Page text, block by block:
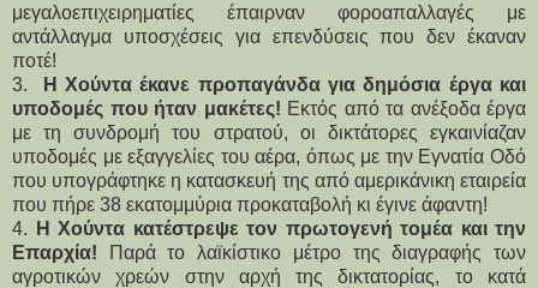
μεγαλοεπιχειρηματίες έπαιρναν φοροαπαλλαγές με
αντάλλαγμα υποσχέσεις για επενδύσεις που δεν έκαναν
ποτέ!
3.
Η Χούντα έκανε προπαγάνδα για δημόσια έργα και
υποδομές που ήταν μακέτες! Εκτός από τα ανέξοδα έργα
με τη συνδρομή του στρατού, οι δικτάτορες εγκαινίαζαν
υποδομές με εξαγγελίες του αέρα, όπως με την Εγνατία Οδό
που υπογράφτηκε η κατασκευή της από αμερικάνικη εταιρεία
που πήρε 38 εκατομμύρια προκαταβολή κι έγινε άφαντη!
4.
Η Χούντα κατέστρεψε τον πρωτογενή τομέα και την
Επαρχία! Παρά το λαϊκίστικο μέτρο της διαγραφής των
αγροτικών χρεών στην αρχή της δικτατορίας, το κατά